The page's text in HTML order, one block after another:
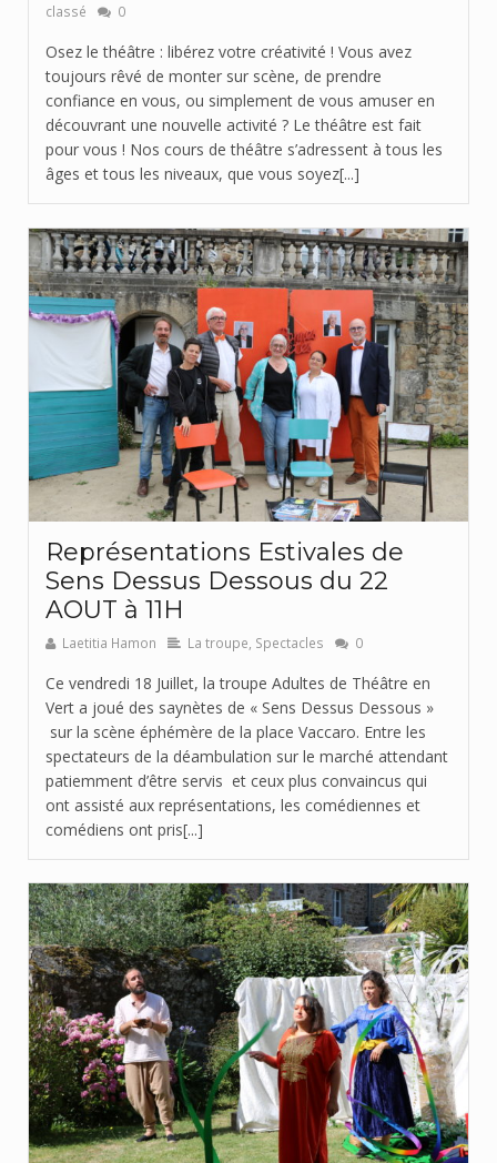
classé
0
Osez le théâtre : libérez votre créativité ! Vous avez
toujours rêvé de monter sur scène, de prendre
confiance en vous, ou simplement de vous amuser en
découvrant une nouvelle activité ? Le théâtre est fait
pour vous ! Nos cours de théâtre s’adressent à tous les
âges et tous les niveaux, que vous soyez[...]
Représentations Estivales de
Sens Dessus Dessous du 22
AOUT à 11H
Laetitia Hamon La troupe Spectacles 0
Ce vendredi 18 Juillet, la troupe Adultes de Théâtre en
Vert a joué des saynètes de « Sens Dessus Dessous »
sur la scène éphémère de la place Vaccaro. Entre les
spectateurs de la déambulation sur le marché attendant
patiemment d’être servis et ceux plus convaincus qui
ont assisté aux représentations, les comédiennes et
comédiens ont pris[...]